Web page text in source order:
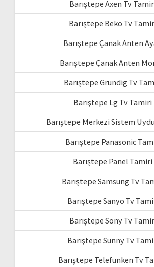
Barıştepe Axen Tv
Barıştepe Beko Tv
Barıştepe Çanak Anten
Barıştepe Çanak Anten
Barıştepe Grundig Tv
Barıştepe Lg Tv Tamiri
Barıştepe Merkezi Sistem
Barıştepe Panasonic
Barıştepe Panel Tamiri
Barıştepe Samsung Tv
Barıştepe Sanyo Tv
Barıştepe Sony Tv
Barıştepe Sunny Tv
Barıştepe Telefunken Tv